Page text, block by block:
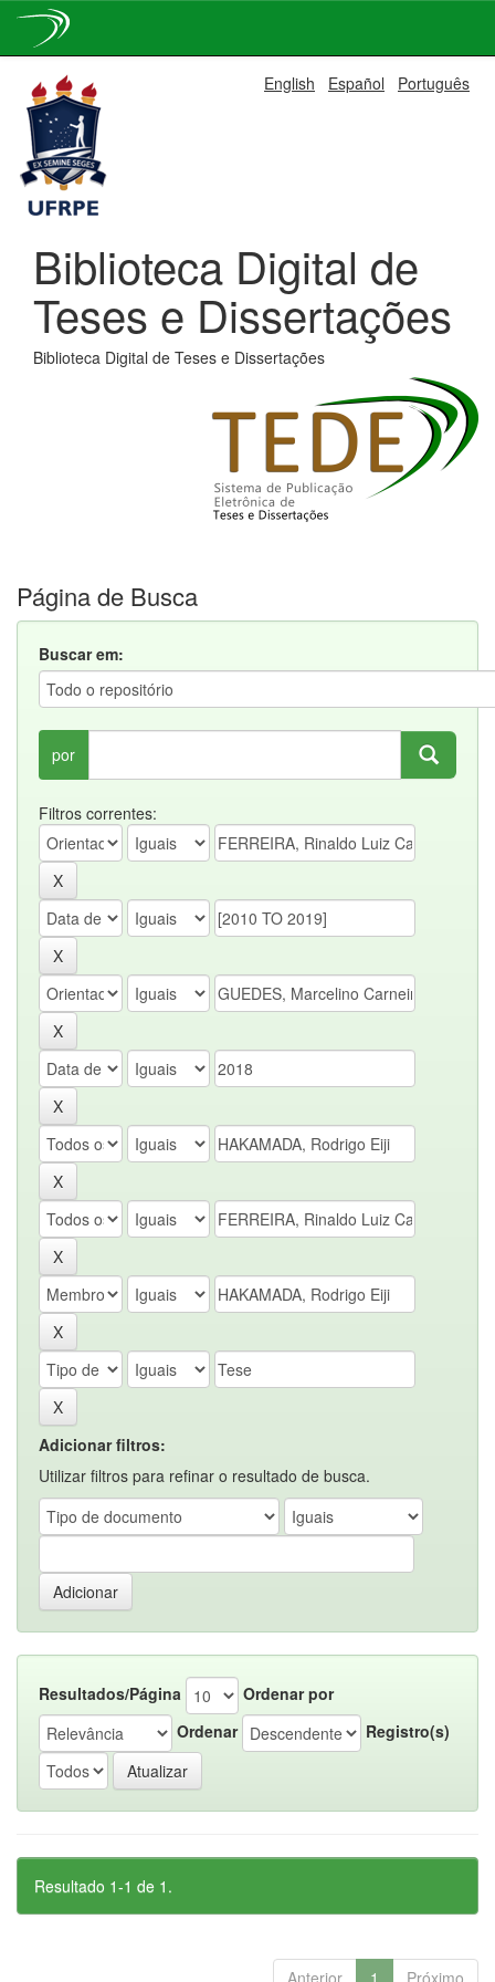
navigation
English Español Português
Biblioteca Digital de
Teses e Dissertações
Biblioteca Digital de Teses e Dissertações
Página de Busca
Buscar em:
por
Filtros correntes:
Adicionar filtros:
Utilizar filtros para refinar o resultado de busca.
Resultados/Página
Ordenar por
Ordenar
Registro(s)
Resultado 1-1 de 1.
Anterior 1 Próximo